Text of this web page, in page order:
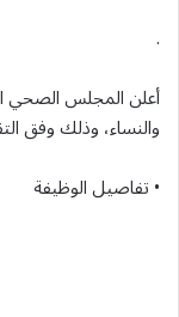
.
أعلن المجلس الصحي
والنساء، وذلك وفق
• تفاصيل الوظيفة